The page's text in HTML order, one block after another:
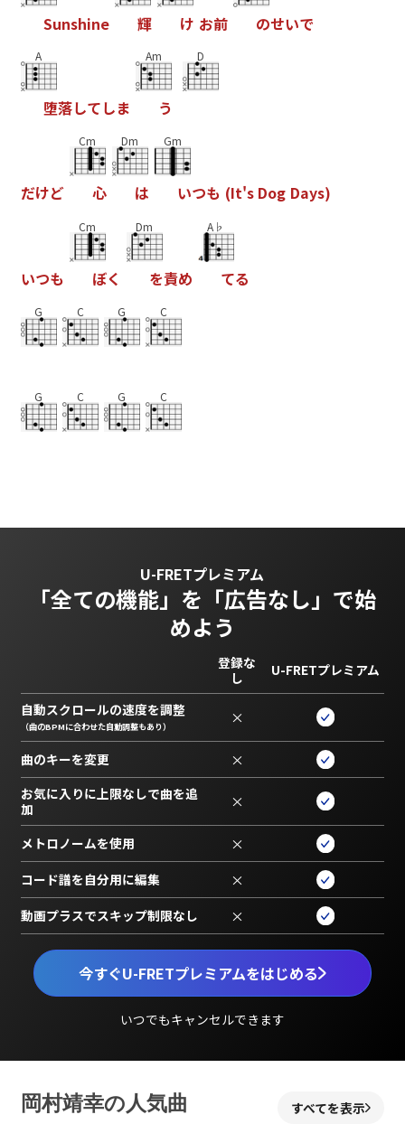
Sunshine 輝 け お前 のせいで
A
堕落してしま
Am
う
D
だけど
Cm
心
Dm
は
Gm
いつも (It's Dog Days)
いつも
Cm
ぼく
Dm
を責め
A♭
てる
G C G C
G C G C
U-FRETプレミアム
「全ての機能」を 「広告なし」で始
めよう
今すぐU-FRETプレミアムをはじめる
いつでもキャンセルできます
登録な
し
U-FRETプレミアム
自動スクロールの速度を調整
（曲のBPMに合わせた自動調整もあり） ×
曲のキーを変更 ×
お気に入りに上限なしで曲を追
加
×
メトロノームを使用 ×
コード譜を自分用に編集 ×
動画プラスでスキップ制限なし ×
岡村靖幸の人気曲 すべてを表示